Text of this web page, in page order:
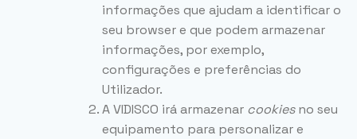
informações que ajudam a identificar o
seu browser e que podem armazenar
informações, por exemplo,
configurações e preferências do
Utilizador.
A VIDISCO irá armazenar cookiesno seu
equipamento para personalizar e